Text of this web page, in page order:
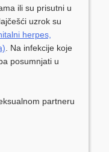
ili su prisutni u
uzrok su
herpes,
. Na infekcije koje
posumnjati u
partneru